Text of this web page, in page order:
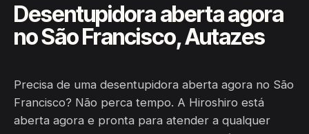
Desentupidora aberta agora
no São Francisco, Autazes
Precisa de uma desentupidora aberta agora no São
Francisco? Não perca tempo. A Hiroshiro está
aberta agora e pronta para atender a qualquer